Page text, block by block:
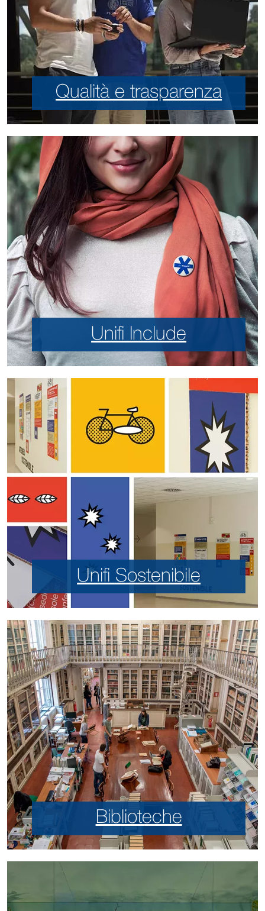
Qualità e trasparenza
Unifi Include
Unifi Sostenibile
Biblioteche